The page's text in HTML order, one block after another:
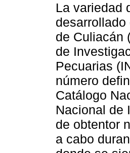
La variedad
de Culiacán
de
Pecuarias
número
Catálogo
Nacional de
de obtentor
a cabo